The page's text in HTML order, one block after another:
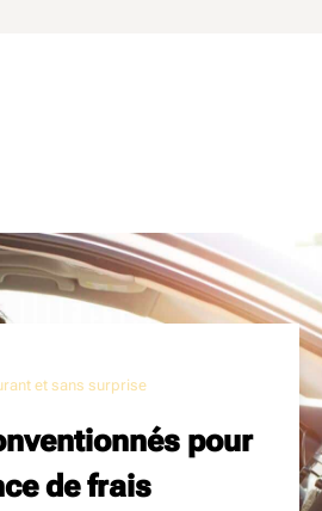
et sans surprise
pour
de frais